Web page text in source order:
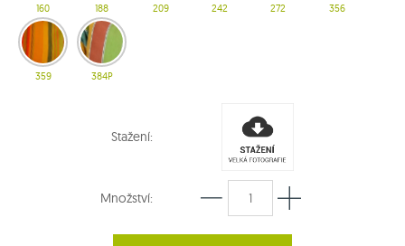
160 188 209 242 272 356
359 384P
Stažení:
Množství: